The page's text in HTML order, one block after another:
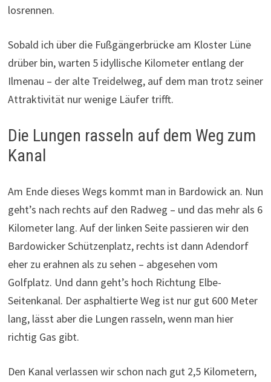
losrennen.
Sobald ich über die Fußgängerbrücke am Kloster Lüne
drüber bin, warten 5 idyllische Kilometer entlang der
Ilmenau – der alte Treidelweg, auf dem man trotz seiner
Attraktivität nur wenige Läufer trifft.
Die Lungen rasseln auf dem Weg zum
Kanal
Am Ende dieses Wegs kommt man in Bardowick an. Nun
geht’s nach rechts auf den Radweg – und das mehr als 6
Kilometer lang. Auf der linken Seite passieren wir den
Bardowicker Schützenplatz, rechts ist dann Adendorf
eher zu erahnen als zu sehen – abgesehen vom
Golfplatz. Und dann geht’s hoch Richtung Elbe-
Seitenkanal. Der asphaltierte Weg ist nur gut 600 Meter
lang, lässt aber die Lungen rasseln, wenn man hier
richtig Gas gibt.
Den Kanal verlassen wir schon nach gut 2,5 Kilometern,